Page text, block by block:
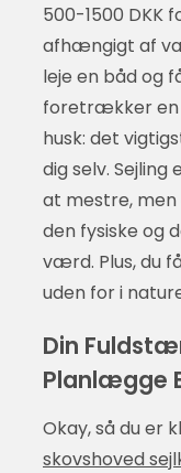
500-1500 DKK
afhængigt af
leje en båd og
foretrækker en
husk: det
dig selv.
at mestre, men
den fysiske og
værd. Plus, du
uden for i
Din
Planlægge
Okay, så du er
skovshoved